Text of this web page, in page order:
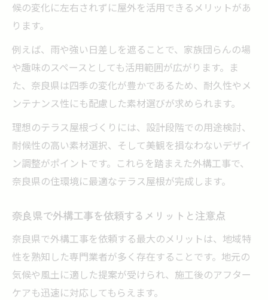
選び
の工夫
外構工事で失敗しないテラスレイアウトの
考え方
テラス屋根設置におすすめの奈良県外構工事術
外構工事で選ぶテラス屋根設置のポイント
を解説
奈良県外構工事おすすめのテラス屋根素材
とは
外構工事でテラス屋根の耐久性を高める秘
奈良外構工事業者が提案する設置方法の違
い
外構工事で安心できるテラス屋根保証制度
候の変化に左右されずに屋外を活用できるメリットがあ
ります。
例えば、雨や強い日差しを遮ることで、家族団らんの場
や趣味のスペースとしても活用範囲が広がります。ま
た、奈良県は四季の変化が豊かであるため、耐久性やメ
ンテナンス性にも配慮した素材選びが求められます。
理想のテラス屋根づくりには、設計段階での用途検討、
耐候性の高い素材選択、そして美観を損なわないデザイ
ン調整がポイントです。これらを踏まえた外構工事で、
奈良県の住環境に最適なテラス屋根が完成します。
奈良県で外構工事を依頼するメリットと注意点
奈良県で外構工事を依頼する最大のメリットは、地域特
性を熟知した専門業者が多く存在することです。地元の
気候や風土に適した提案が受けられ、施工後のアフター
ケアも迅速に対応してもらえます。